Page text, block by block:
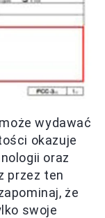
wydawać
okazuje
oraz
przez ten
że
swoje